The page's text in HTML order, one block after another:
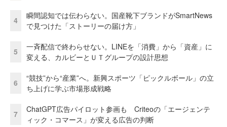
4
瞬間認知では伝わらない。国産靴下ブランドがSmartNews
で見つけた「ストーリーの届け方」
5
一斉配信で終わらせない。LINEを「消費」から「資産」に
変える、カルビーとＵＴグループの設計思想
6
“競技”から“産業”へ。新興スポーツ「ピックルボール」の立
ち上げに学ぶ市場形成戦略
7
ChatGPT広告パイロット参画も Criteoの「エージェンテ
ィック・コマース」が変える広告の判断